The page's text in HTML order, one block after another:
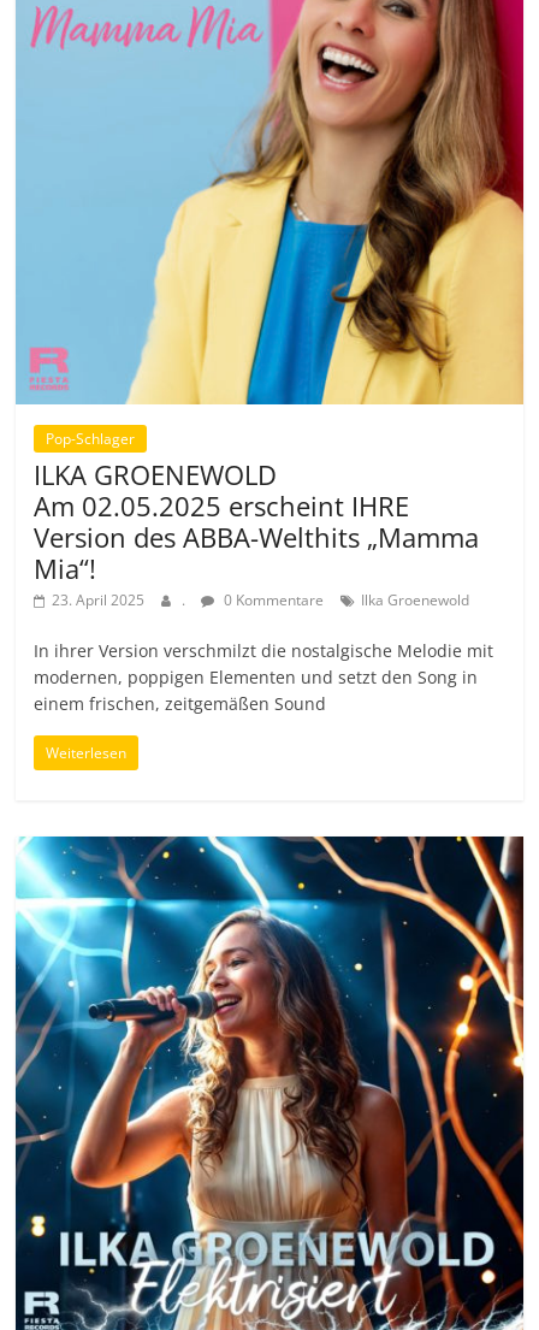
Pop-Schlager
ILKA GROENEWOLD
Am 02.05.2025 erscheint IHRE
Version des ABBA-Welthits „Mamma
Mia“!
23. April 2025 . 0 Kommentare Ilka Groenewold
In ihrer Version verschmilzt die nostalgische Melodie mit
modernen, poppigen Elementen und setzt den Song in
einem frischen, zeitgemäßen Sound
Weiterlesen